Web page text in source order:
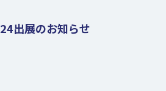
出展のお知らせ